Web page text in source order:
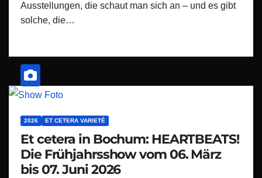
Ausstellungen, die schaut man sich an – und es gibt
solche, die…
2026 ET CETERA VARIETÉ
Et cetera in Bochum: HEARTBEATS!
Die Frühjahrsshow vom 06. März
bis 07. Juni 2026